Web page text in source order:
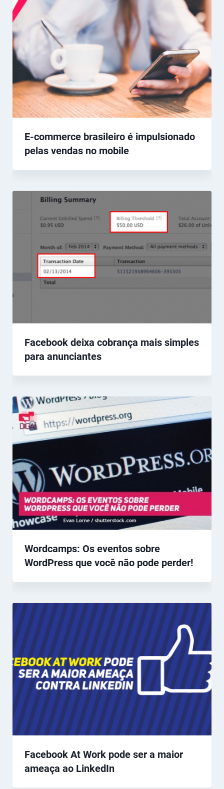
E-commerce brasileiro é impulsionado
pelas vendas no mobile
Facebook deixa cobrança mais simples
para anunciantes
Wordcamps: Os eventos sobre
WordPress que você não pode perder!
Facebook At Work pode ser a maior
ameaça ao LinkedIn